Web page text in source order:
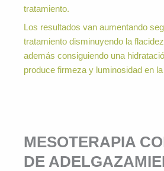
tratamiento.
Los resultados van aumentando
tratamiento disminuyendo la
además consiguiendo una
produce firmeza y luminosidad en la
MESOTERAPIA
DE